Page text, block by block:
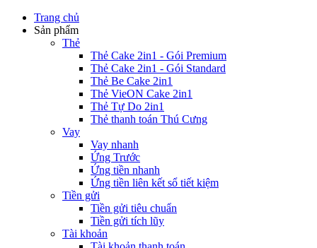
Trang chủ
Sản phẩm
Thẻ
Thẻ Cake 2in1 - Gói Premium
Thẻ Cake 2in1 - Gói Standard
Thẻ Be Cake 2in1
Thẻ VieON Cake 2in1
Thẻ Tự Do 2in1
Thẻ thanh toán Thú Cưng
Vay
Vay nhanh
Ứng Trước
Ứng tiền nhanh
Ứng tiền liên kết sổ tiết kiệm
Tiền gửi
Tiền gửi tiêu chuẩn
Tiền gửi tích lũy
Tài khoản